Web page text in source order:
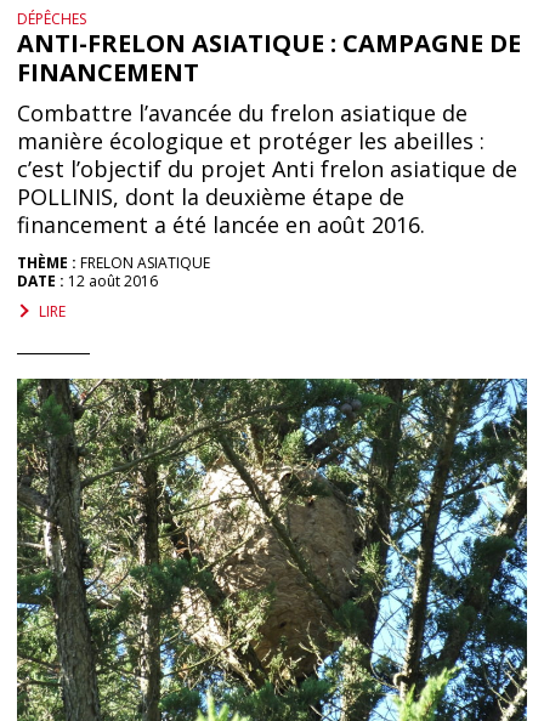
DÉPÊCHES
ANTI-FRELON ASIATIQUE : CAMPAGNE DE
FINANCEMENT
Combattre l’avancée du frelon asiatique de
manière écologique et protéger les abeilles :
c’est l’objectif du projet Anti frelon asiatique de
POLLINIS, dont la deuxième étape de
financement a été lancée en août 2016.
THÈME : FRELON ASIATIQUE
DATE : 12 août 2016
LIRE